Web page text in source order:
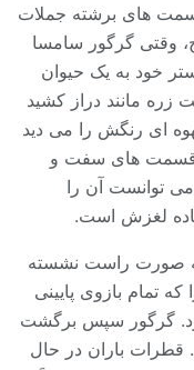
های برشته جملات
وقتی گرگور سامسا
خود به یک حیوان
مانند دراز کشید
ای رنگش را می دید
قسمت های سفت و
توانست آن را
لغزش است.
به صورت راست نشسته
تمام بازوی پایینی
کرد. گرگور سپس برگشت
قطرات باران در حال